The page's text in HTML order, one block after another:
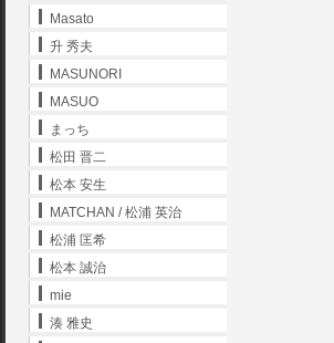
Masato
升 秀夫
MASUNORI
MASUO
まっち
松田 晋二
松本 安生
MATCHAN / 松浦 英治
松浦 匡希
松本 誠治
mie
湊 雅史